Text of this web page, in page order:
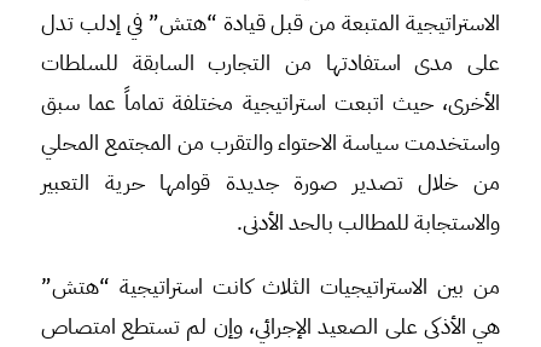
الاستراتيجية المتبعة من قبل قيادة “هتش” في إدلب تدل
على مدى استفادتها من التجارب السابقة للسلطات
الأخرى، حيث اتبعت استراتيجية مختلفة تماماً عما سبق
واستخدمت سياسة الاحتواء والتقرب من المجتمع المحلي
من خلال تصدير صورة جديدة قوامها حرية التعبير
والاستجابة للمطالب بالحد الأدنى.
من بين الاستراتيجيات الثلاث كانت استراتيجية “هتش”
هي الأذكى على الصعيد الإجرائي، وإن لم تستطع امتصاص